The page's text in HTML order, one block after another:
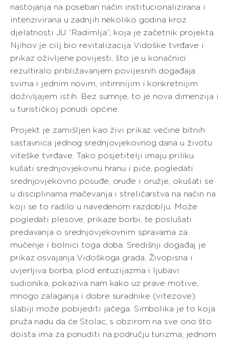
nastojanja na poseban način institucionalizirana i
intenzivirana u zadnjih nekoliko godina kroz
djelatnosti JU “Radimlja”, koja je začetnik projekta.
Njihov je cilj bio revitalizacija Vidoške tvrđave i
prikaz oživljene povijesti, što je u konačnici
rezultiralo približavanjem povijesnih događaja
svima i jednim novim, intimnijim i konkretnijim
doživljajem istih. Bez sumnje, to je nova dimenzija i
u turističkoj ponudi općine.
Projekt je zamišljen kao živi prikaz većine bitnih
sastavnica jednog srednjovjekovnog dana u životu
viteške tvrđave. Tako posjetitelji imaju priliku
kušati srednjovjekovnu hranu i piće, pogledati
srednjovjekovno posuđe, oruđe i oružje, okušati se
u disciplinama mačevanja i streličarstva na način na
koji se to radilo u navedenom razdoblju. Može
pogledati plesove, prikaze borbi, te poslušati
predavanja o srednjovjekovnim spravama za
mučenje i bolnici toga doba. Središnji događaj je
prikaz osvajanja Vidoškoga grada. Živopisna i
uvjerljiva borba, plod entuzijazma i ljubavi
sudionika, pokaziva nam kako uz prave motive,
mnogo zalaganja i dobre suradnike (vitezove)
slabiji može pobijediti jačega. Simbolika je to koja
pruža nadu da će Stolac, s obzirom na sve ono što
doista ima za ponuditi na području turizma, jednom